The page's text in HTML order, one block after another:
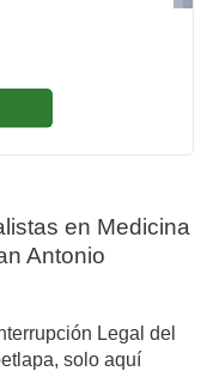
en Medicina
Antonio
Legal del
solo aquí